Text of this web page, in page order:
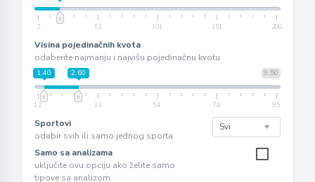
2 52 101 151 200
Visina pojedinačnih kvota
odaberite najmanju i najvišu pojedinačnu kvotu
9.50
1.40 2.60
1.2 3.3 5.4 7.4 9.5
Sportovi
odabir svih ili samo jednog sporta
Samo sa analizama
uključite ovu opciju ako želite samo
tipove sa analizom